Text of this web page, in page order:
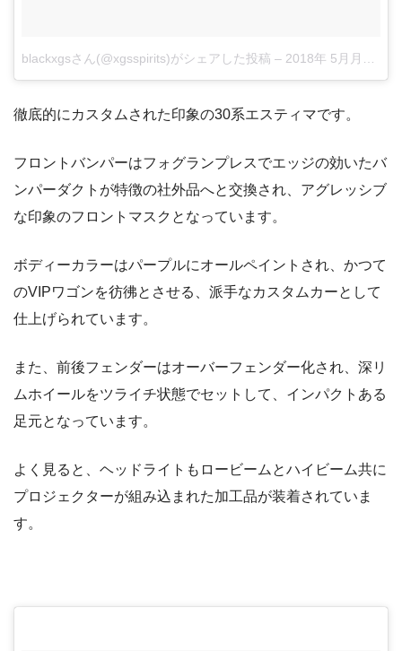
blackxgsさん(@xgsspirits)がシェアした投稿 – 2018年 5月月12日午後6時00分PDT
徹底的にカスタムされた印象の30系エスティマです。
フロントバンパーはフォグランプレスでエッジの効いたバ
ンパーダクトが特徴の社外品へと交換され、アグレッシブ
な印象のフロントマスクとなっています。
ボディーカラーはパープルにオールペイントされ、かつて
のVIPワゴンを彷彿とさせる、派手なカスタムカーとして
仕上げられています。
また、前後フェンダーはオーバーフェンダー化され、深リ
ムホイールをツライチ状態でセットして、インパクトある
足元となっています。
よく見ると、ヘッドライトもロービームとハイビーム共に
プロジェクターが組み込まれた加工品が装着されていま
す。